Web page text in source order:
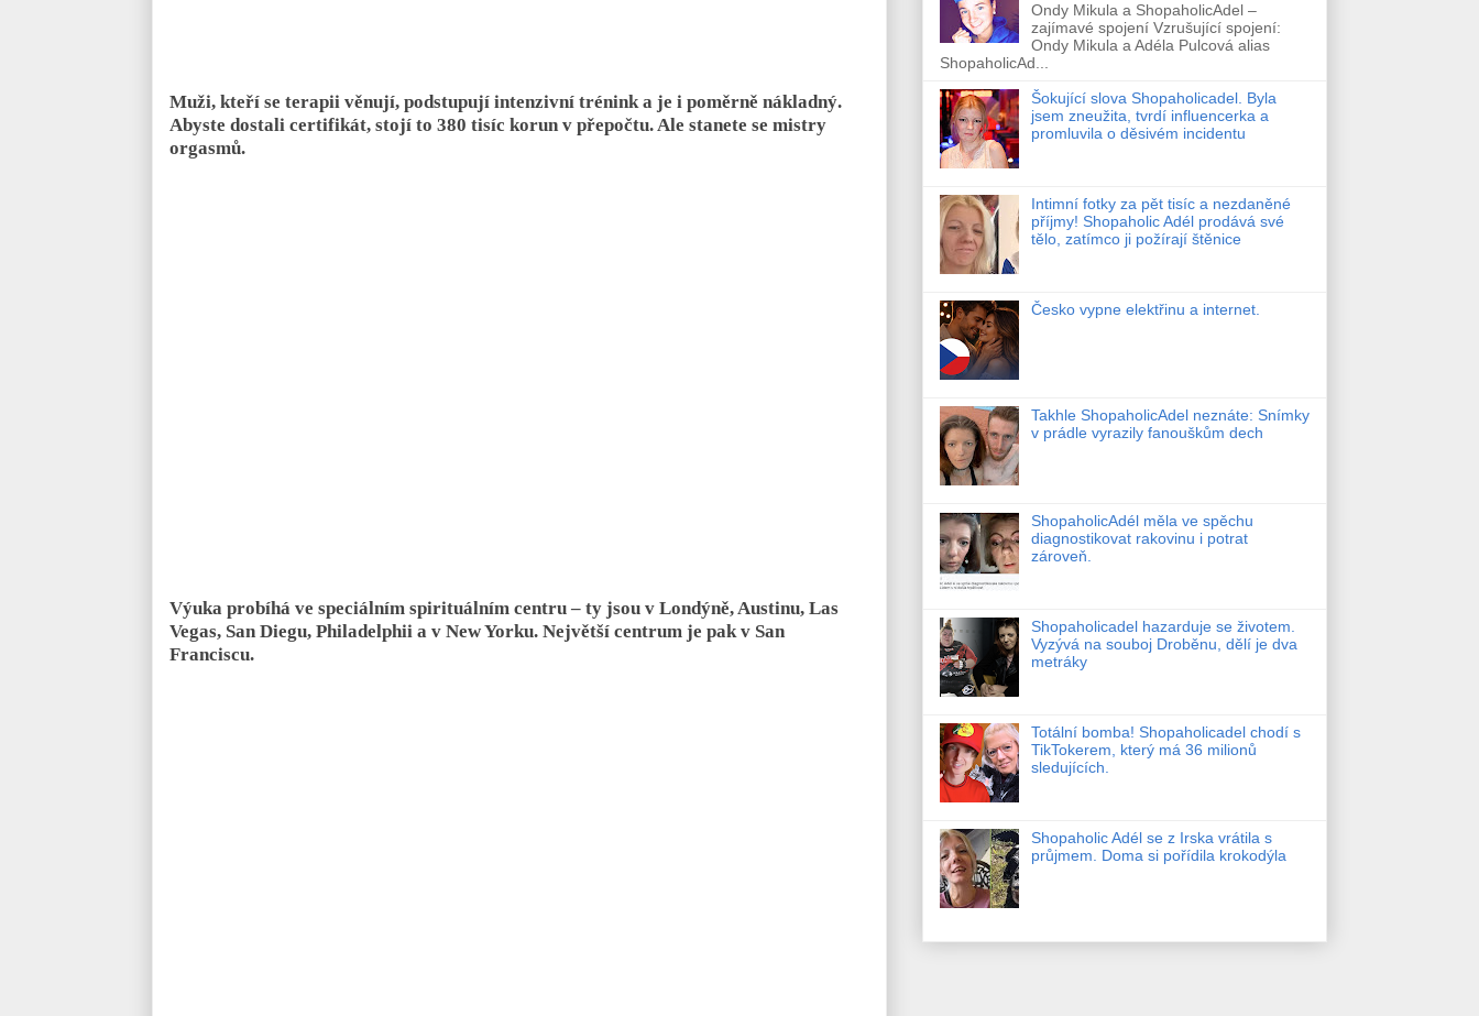
Muži, kteří se terapii věnují, podstupují intenzivní trénink a je i poměrně nákladný.
Abyste dostali certifikát, stojí to 380 tisíc korun v přepočtu. Ale stanete se mistry
orgasmů.
Výuka probíhá ve speciálním spirituálním centru – ty jsou v Londýně, Austinu, Las
Vegas, San Diegu, Philadelphii a v New Yorku. Největší centrum je pak v San
Franciscu.
Ondy Mikula a ShopaholicAdel –
zajímavé spojení Vzrušující spojení:
Ondy Mikula a Adéla Pulcová alias
ShopaholicAd...
Šokující slova Shopaholicadel. Byla
jsem zneužita, tvrdí influencerka a
promluvila o děsivém incidentu
Intimní fotky za pět tisíc a nezdaněné
příjmy! Shopaholic Adél prodává své
tělo, zatímco ji požírají štěnice
Česko vypne elektřinu a internet.
Takhle ShopaholicAdel neznáte: Snímky
v prádle vyrazily fanouškům dech
ShopaholicAdél měla ve spěchu
diagnostikovat rakovinu i potrat
zároveň.
Shopaholicadel hazarduje se životem.
Vyzývá na souboj Droběnu, dělí je dva
metráky
Totální bomba! Shopaholicadel chodí s
TikTokerem, který má 36 milionů
sledujících.
Shopaholic Adél se z Irska vrátila s
průjmem. Doma si pořídila krokodýla